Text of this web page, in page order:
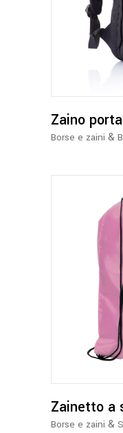
Zaino
Borse e zaini &
Zainetto a
Borse e zaini &